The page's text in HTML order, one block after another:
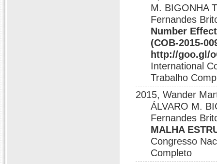
M. BIGONHA
Fernandes
Number
(COB-2015-
http://goo.gl/
International
Trabalho
2015, Wander
ÁLVARO M.
Fernandes
MALHA
Congresso
Completo